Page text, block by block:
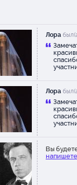
Лора
Лора
Вы